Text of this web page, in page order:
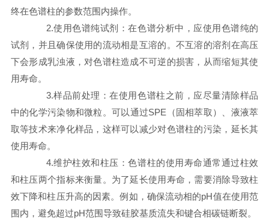
终在色谱柱的参数范围内操作。
2.使用色谱纯试剂：在色谱分析中，应使用色谱纯的
试剂，并且确保使用的流动相是互溶的。不互溶的溶剂在高压
下会形成乳浊液，对色谱柱造成不可逆的损害，从而缩短其使
用寿命。
3.样品前处理：在使用色谱柱之前，应尽量清除样品
中的化学污染物和微粒。可以通过SPE（固相萃取）、液液萃
取等技术来净化样品，这样可以减少对色谱柱的污染，延长其
使用寿命。
4.维护柱效和柱压：色谱柱的使用寿命通常通过柱效
和柱压两个指标来衡量。为了延长使用寿命，需要消除导致柱
效下降和柱压升高的因素。例如，确保流动相的pH值在使用范
围内，避免超过pH范围导致硅胶基质流失和键合相碳链断裂。